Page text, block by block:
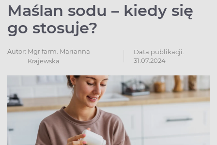
Maślan sodu – kiedy się
go stosuje?
Autor: Mgr farm. Marianna
Krajewska
Data publikacji:
31.07.2024